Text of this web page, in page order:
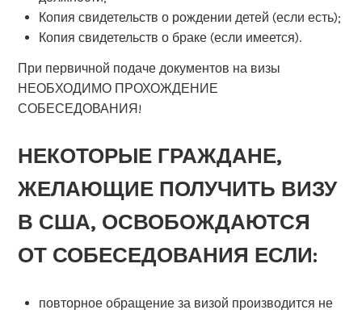
Копия свидетельств о рождении детей (если есть);
Копия свидетельств о браке (если имеется).
При первичной подаче документов на визы
НЕОБХОДИМО ПРОХОЖДЕНИЕ
СОБЕСЕДОВАНИЯ!
НЕКОТОРЫЕ ГРАЖДАНЕ,
ЖЕЛАЮЩИЕ ПОЛУЧИТЬ ВИЗУ
В США, ОСВОБОЖДАЮТСЯ
ОТ СОБЕСЕДОВАНИЯ ЕСЛИ:
повторное обращение за визой производится не